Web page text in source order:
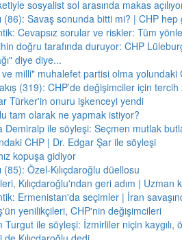
sosyalist sol arasında makas
(86): Savaş sonunda bitti mi? | CHP
Cevapsız sorular ve riskler: Tüm
doğru tarafında duruyor: CHP
diye diye...
milli" muhalefet partisi olma yolundaki
(319): CHP’de değişimciler için tercih
Türker'in onuru işkenceyi yendi
tam olarak ne yapmak istiyor?
Demiralp ile söyleşi: Seçmen mutlak
CHP | Dr. Edgar Şar ile söyleşi
kopuşa gidiyor
(85): Özel-Kılıçdaroğlu düellosu
Kılıçdaroğlu'ndan geri adım | Uzman
Ermenistan'da seçimler | İran
yenilikçileri, CHP'nin değişimcileri
Turgut ile söyleşi: İzmirliler niçin kaygılı,